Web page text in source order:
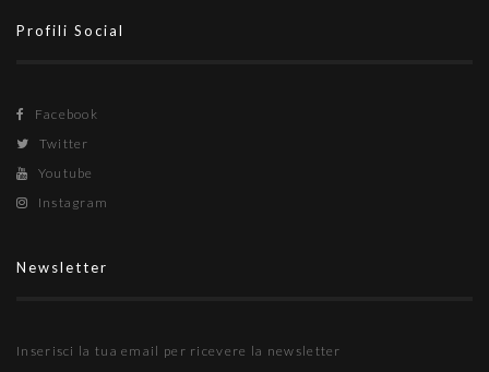
Profili Social
Facebook
Twitter
Youtube
Instagram
Newsletter
Inserisci la tua email per ricevere la newsletter